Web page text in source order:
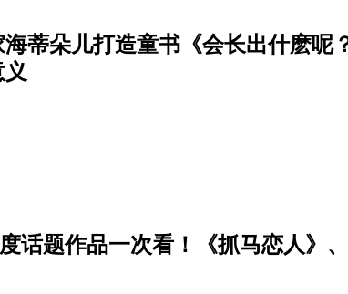
蒂朵儿打造童书《会长出什麽呢
义
话题作品一次看！《抓马恋人》